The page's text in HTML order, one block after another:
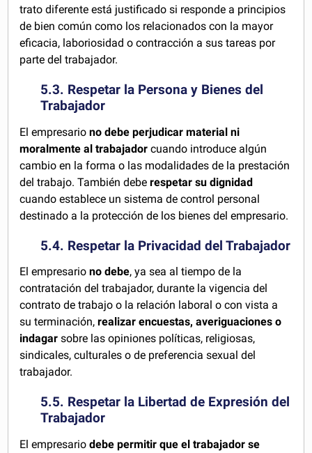
trato diferente está justificado si responde a principios
de bien común como los relacionados con la mayor
eficacia, laboriosidad o contracción a sus tareas por
parte del trabajador.
5.3. Respetar la Persona y Bienes del
Trabajador
El empresariono debe perjudicar material ni
moralmente al trabajador cuando introduce algún
cambio en la forma o las modalidades de la prestación
del trabajo. También deberespetar su dignidad
cuando establece un sistema de control personal
destinado a la protección de los bienes del empresario.
5.4. Respetar la Privacidad del Trabajador
El empresariono debe, ya sea al tiempo de la
contratación del trabajador, durante la vigencia del
contrato de trabajo o la relación laboral o con vista a
su terminación,realizar encuestas, averiguaciones o
indagar sobre las opiniones políticas, religiosas,
sindicales, culturales o de preferencia sexual del
trabajador.
5.5. Respetar la Libertad de Expresión del
Trabajador
El empresariodebe permitir que el trabajador se